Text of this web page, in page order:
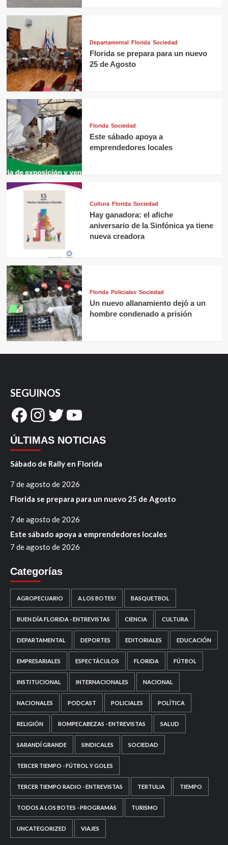
Departamental Florida Sociedad
Florida se prepara para un nuevo
25 de Agosto
Florida Sociedad
Este sábado apoya a
emprendedores locales
Cultura Florida Sociedad
Hay ganadora: el afiche
aniversario de la Sinfónica ya tiene
nueva creadora
Florida Policiales Sociedad
Un nuevo allanamiento dejó a un
hombre condenado a prisión
SEGUINOS
Facebook
Instagram
Twitter
YouTube
ÚLTIMAS NOTICIAS
Sábado de Rally en Florida
7 de agosto de 2026
Florida se prepara para un nuevo 25 de Agosto
7 de agosto de 2026
Este sábado apoya a emprendedores locales
7 de agosto de 2026
Categorías
AGROPECUARIO A LOS BOTES! BASQUETBOL
BUEN DÍA FLORIDA - ENTREVISTAS CIENCIA CULTURA
DEPARTAMENTAL DEPORTES EDITORIALES EDUCACIÓN
EMPRESARIALES ESPECTÁCULOS FLORIDA FÚTBOL
INSTITUCIONAL INTERNACIONALES NACIONAL
NACIONALES PODCAST POLICIALES POLÍTICA
RELIGIÓN ROMPECABEZAS - ENTREVISTAS SALUD
SARANDÍ GRANDE SINDICALES SOCIEDAD
TERCER TIEMPO - FÚTBOL Y GOLES
TERCER TIEMPO RADIO - ENTREVISTAS TERTULIA TIEMPO
TODOS A LOS BOTES - PROGRAMAS TURISMO
UNCATEGORIZED VIAJES